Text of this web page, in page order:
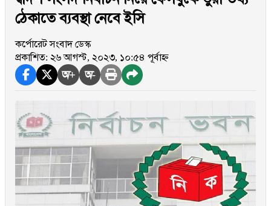
ঠেকাতে ব্যবস্থা নেবে ইসি
কর্পোরেট সংবাদ ডেস্ক
প্রকাশিত: ২৬ আগস্ট, ২০২৩, ১০:৫৪ পূর্বাহ্ন
অ+ অ-